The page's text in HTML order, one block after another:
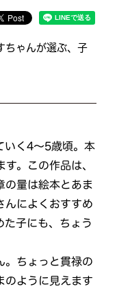
ちゃんが選ぶ、子
いく4〜5歳頃。本
。この作品は、
の量は絵本とあま
んによくおすすめ
た子にも、ちょう
。ちょっと貫禄の
のように見えます